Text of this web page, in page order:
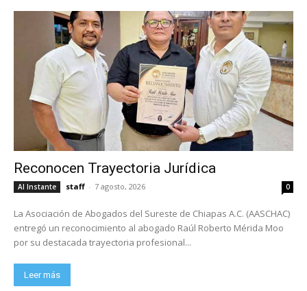
Reconocen Trayectoria Jurídica
Al Instante staff - 7 agosto, 2026 0
La Asociación de Abogados del Sureste de Chiapas A.C. (AASCHAC)
entregó un reconocimiento al abogado Raúl Roberto Mérida Moo
por su destacada trayectoria profesional...
Leer más